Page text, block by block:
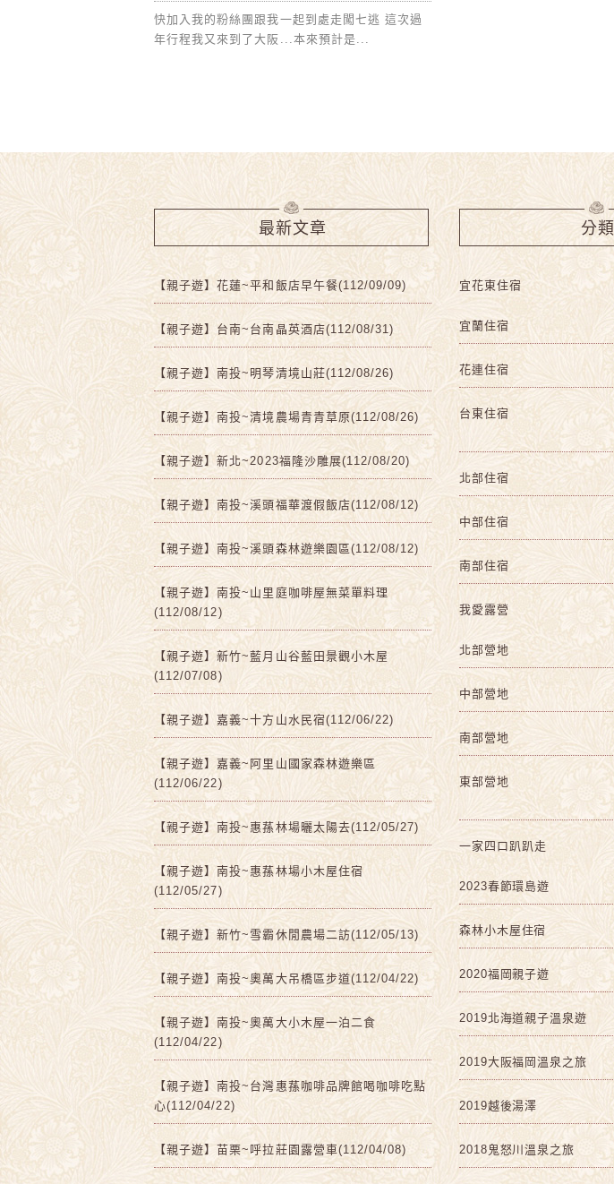
快加入我的粉絲團跟我一起到處走闖七逃 這次過
年行程我又來到了大阪...本來預計是...
最新文章
【親子遊】花蓮~平和飯店早午餐(112/09/09)
【親子遊】台南~台南晶英酒店(112/08/31)
【親子遊】南投~明琴清境山莊(112/08/26)
【親子遊】南投~清境農場青青草原(112/08/26)
【親子遊】新北~2023福隆沙雕展(112/08/20)
【親子遊】南投~溪頭福華渡假飯店(112/08/12)
【親子遊】南投~溪頭森林遊樂園區(112/08/12)
【親子遊】南投~山里庭咖啡屋無菜單料理
(112/08/12)
【親子遊】新竹~藍月山谷藍田景觀小木屋
(112/07/08)
【親子遊】嘉義~十方山水民宿(112/06/22)
【親子遊】嘉義~阿里山國家森林遊樂區
(112/06/22)
【親子遊】南投~惠蓀林場曬太陽去(112/05/27)
【親子遊】南投~惠蓀林場小木屋住宿
(112/05/27)
【親子遊】新竹~雪霸休閒農場二訪(112/05/13)
【親子遊】南投~奧萬大吊橋區步道(112/04/22)
【親子遊】南投~奧萬大小木屋一泊二食
(112/04/22)
【親子遊】南投~台灣惠蓀咖啡品牌館喝咖啡吃點
心(112/04/22)
【親子遊】苗栗~呼拉莊園露營車(112/04/08)
分類
宜花東住宿
宜蘭住宿
花連住宿
台東住宿
北部住宿
中部住宿
南部住宿
我愛露營
北部營地
中部營地
南部營地
東部營地
一家四口趴趴走
2023春節環島遊
森林小木屋住宿
2020福岡親子遊
2019北海道親子溫泉遊
2019大阪福岡溫泉之旅
2019越後湯澤
2018鬼怒川溫泉之旅